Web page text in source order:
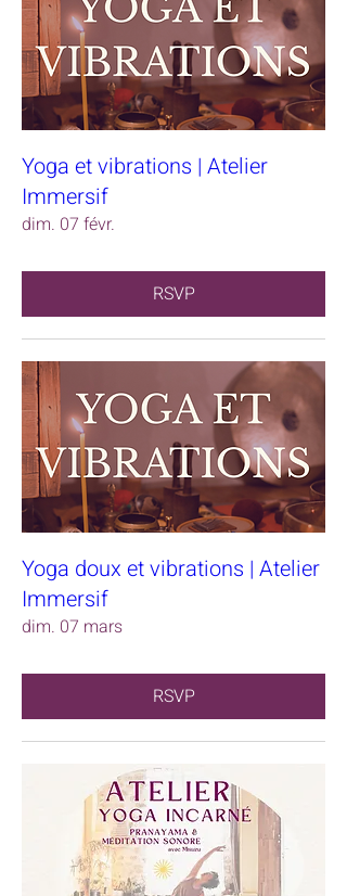
Yoga et vibrations | Atelier
Immersif
dim. 07 févr.
RSVP
Yoga doux et vibrations | Atelier
Immersif
dim. 07 mars
RSVP